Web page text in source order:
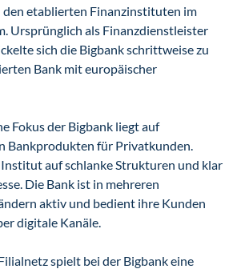
den etablierten Finanzinstituten im
Ursprünglich als Finanzdienstleister
sich die Bigbank schrittweise zu
Bank mit europäischer
Fokus der Bigbank liegt auf
Bankprodukten für Privatkunden.
auf schlanke Strukturen und klar
Die Bank ist in mehreren
aktiv und bedient ihre Kunden
digitale Kanäle.
spielt bei der Bigbank eine